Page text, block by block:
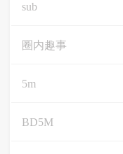
sub
圈内趣事
5m
BD5M